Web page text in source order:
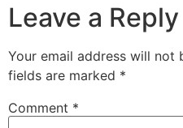
Leave a Reply
Your email address will not
fields are marked *
Comment *